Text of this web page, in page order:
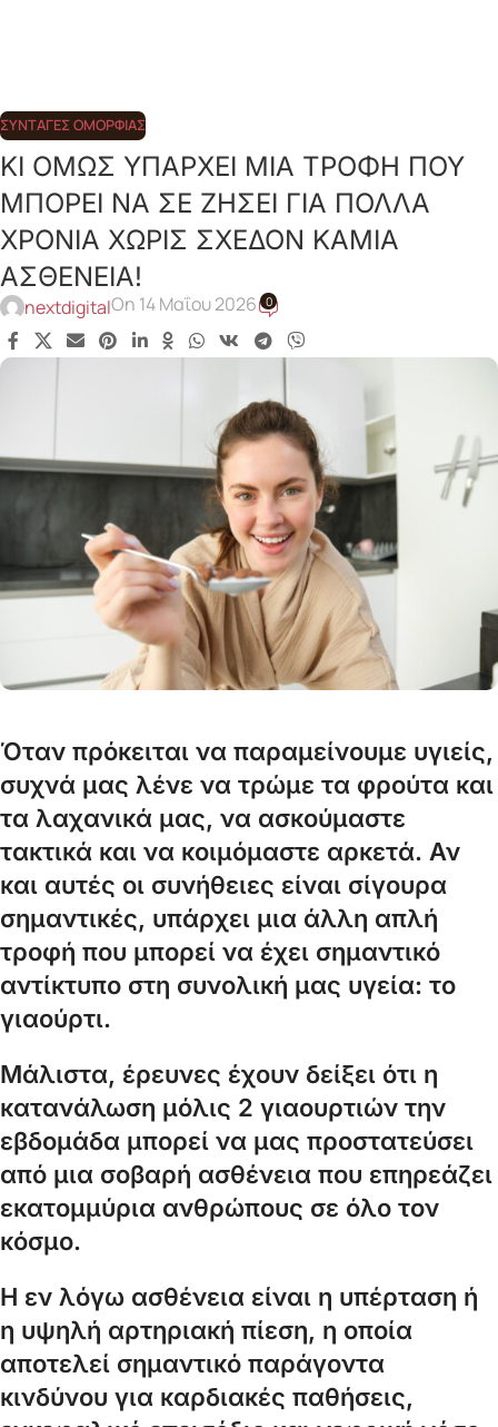
ΣΥΝΤΑΓΈΣ ΟΜΟΡΦΙΆΣ
ΚΙ ΟΜΩΣ ΥΠΑΡΧΕΙ ΜΙΑ ΤΡΟΦΗ ΠΟΥ
ΜΠΟΡΕΙ ΝΑ ΣΕ ΖΗΣΕΙ ΓΙΑ ΠΟΛΛΑ
ΧΡΟΝΙΑ ΧΩΡΙΣ ΣΧΕΔΟΝ ΚΑΜΙΑ
ΑΣΘΕΝΕΙΑ!
nextdigitalOn 14 Μαΐου 2026 0
Όταν πρόκειται να παραμείνουμε υγιείς,
συχνά μας λένε να τρώμε τα φρούτα και
τα λαχανικά μας, να ασκούμαστε
τακτικά και να κοιμόμαστε αρκετά. Αν
και αυτές οι συνήθειες είναι σίγουρα
σημαντικές, υπάρχει μια άλλη απλή
τροφή που μπορεί να έχει σημαντικό
αντίκτυπο στη συνολική μας υγεία: το
γιαούρτι.
Μάλιστα, έρευνες έχουν δείξει ότι η
κατανάλωση μόλις 2 γιαουρτιών την
εβδομάδα μπορεί να μας προστατεύσει
από μια σοβαρή ασθένεια που επηρεάζει
εκατομμύρια ανθρώπους σε όλο τον
κόσμο.
Η εν λόγω ασθένεια είναι η υπέρταση ή
η υψηλή αρτηριακή πίεση, η οποία
αποτελεί σημαντικό παράγοντα
κινδύνου για καρδιακές παθήσεις,